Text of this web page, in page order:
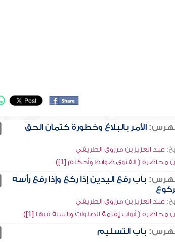
الأمر بالبلاغ وخطورة كتمان الحق
عبد العزيز بن مرزوق الطريفي
محاضرة ( الفتوى ضوابط وأحكام [1])
باب رفع اليدين إذا ركع وإذا رفع رأسه
عبد العزيز بن مرزوق الطريفي
محاضرة ( أبواب إقامة الصلوات والسنة فيها [1])
باب التسليم